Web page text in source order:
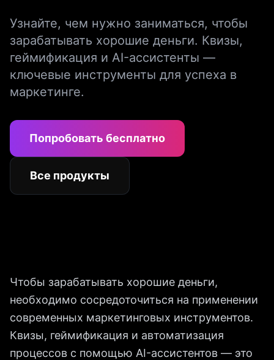
Узнайте, чем нужно заниматься, чтобы
зарабатывать хорошие деньги. Квизы,
геймификация и AI-ассистенты —
ключевые инструменты для успеха в
маркетинге.
Попробовать бесплатно
Все продукты
Чтобы зарабатывать хорошие деньги,
необходимо сосредоточиться на применении
современных маркетинговых инструментов.
Квизы, геймификация и автоматизация
процессов с помощью AI-ассистентов — это